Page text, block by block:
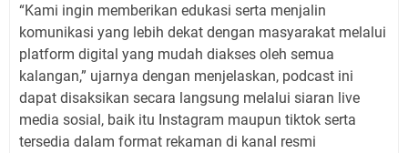
“Kami ingin memberikan edukasi serta menjalin
komunikasi yang lebih dekat dengan masyarakat melalui
platform digital yang mudah diakses oleh semua
kalangan,” ujarnya dengan menjelaskan, podcast ini
dapat disaksikan secara langsung melalui siaran live
media sosial, baik itu Instagram maupun tiktok serta
tersedia dalam format rekaman di kanal resmi